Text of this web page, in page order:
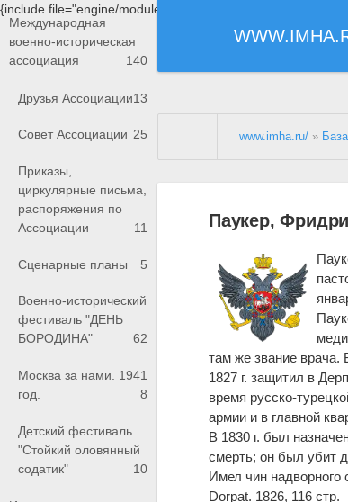
{include file="engine/modules/saperu/head.php"}
Международная
военно-историческая
ассоциация
140
Друзья Ассоциации13
Совет Ассоциации 25
Приказы,
циркулярные письма,
распоряжения по
Ассоциации
11
Сценарные планы 5
Военно-исторический
фестиваль "ДЕНЬ
БОРОДИНА"
62
Москва за нами. 1941
год.
8
Детский фестиваль
"Стойкий оловянный
содатик"
10
www.imha.ru/ »
Паукер,
там же звание врача.
1827 г. защитил в
время русско-
армии и в главной
В 1830 г. был
смерть; он был убит
Имел чин надворного
Dorpat. 1826, 116 стр.